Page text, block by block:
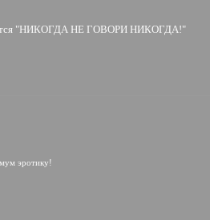
"НИКОГДА НЕ ГОВОРИ НИКОГДА!"
эротику!